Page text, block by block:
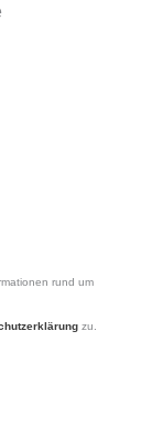
rund um
zu.